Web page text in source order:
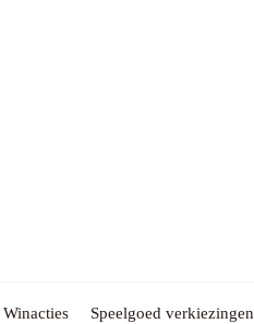
Winacties Speelgoed verkiezingen